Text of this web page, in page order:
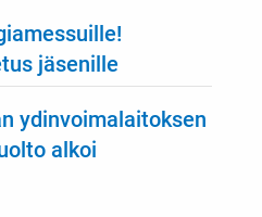
jäsenille
ydinvoimalaitoksen
alkoi